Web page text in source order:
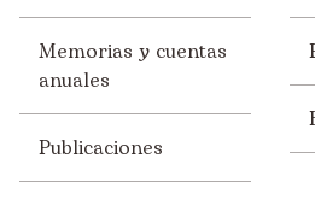
Memorias y cuentas
anuales
Publicaciones